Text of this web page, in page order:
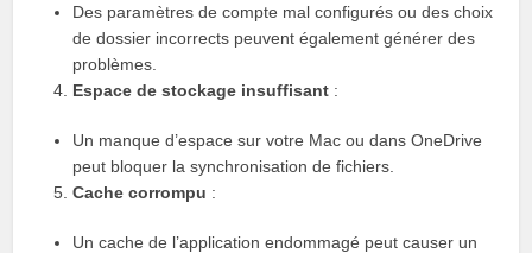
Des paramètres de compte mal configurés ou des choix
de dossier incorrects peuvent également générer des
problèmes.
Espace de stockage insuffisant :
Un manque d’espace sur votre Mac ou dans OneDrive
peut bloquer la synchronisation de fichiers.
Cache corrompu :
Un cache de l’application endommagé peut causer un